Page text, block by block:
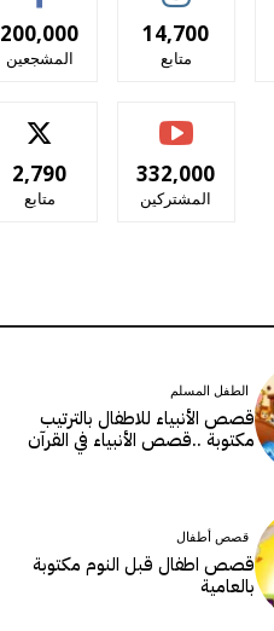
200,000
المشجعين
14,700
متابع
2,790
متابع
332,000
المشتركين
الطفل المسلم
قصص الأنبياء للاطفال بالترتيب
مكتوبة ..قصص الأنبياء في القرآن
قصص أطفال
قصص اطفال قبل النوم مكتوبة
بالعامية